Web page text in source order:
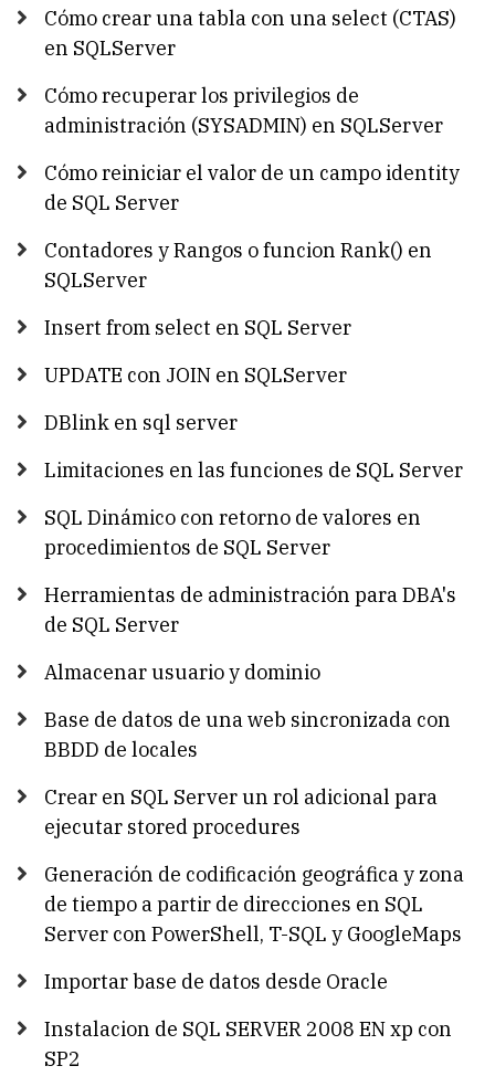
Cómo crear una tabla con una select (CTAS)
en SQLServer
Cómo recuperar los privilegios de
administración (SYSADMIN) en SQLServer
Cómo reiniciar el valor de un campo identity
de SQL Server
Contadores y Rangos o funcion Rank() en
SQLServer
Insert from select en SQL Server
UPDATE con JOIN en SQLServer
DBlink en sql server
Limitaciones en las funciones de SQL Server
SQL Dinámico con retorno de valores en
procedimientos de SQL Server
Herramientas de administración para DBA's
de SQL Server
Almacenar usuario y dominio
Base de datos de una web sincronizada con
BBDD de locales
Crear en SQL Server un rol adicional para
ejecutar stored procedures
Generación de codificación geográfica y zona
de tiempo a partir de direcciones en SQL
Server con PowerShell, T-SQL y GoogleMaps
Importar base de datos desde Oracle
Instalacion de SQL SERVER 2008 EN xp con
SP2